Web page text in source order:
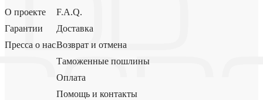
О проекте
Гарантии
Пресса о нас
F.A.Q.
Доставка
Возврат и отмена
Таможенные пошлины
Оплата
Помощь и контакты